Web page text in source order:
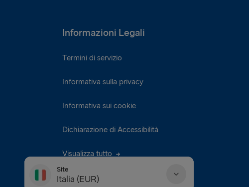
Informazioni Legali
Termini di servizio
Informativa sulla privacy
Informativa sui cookie
Dichiarazione di Accessibilità
Visualizza tutto
Site
Italia (EUR)